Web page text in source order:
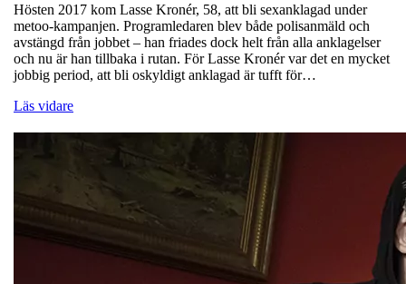
Hösten 2017 kom Lasse Kronér, 58, att bli sexanklagad under
metoo-kampanjen. Programledaren blev både polisanmäld och
avstängd från jobbet – han friades dock helt från alla anklagelser
och nu är han tillbaka i rutan. För Lasse Kronér var det en mycket
jobbig period, att bli oskyldigt anklagad är tufft för…
Läs vidare